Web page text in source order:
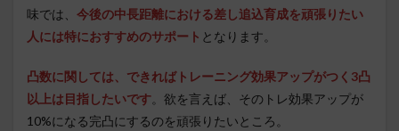
味では、 今後の中長距離における差し追込育成を頑張りたい
人には特におすすめのサポート となります。
凸数に関しては、できればトレーニング効果アップがつく3凸
以上は目指したいです。欲を言えば、そのトレ効果アップが
10%になる完凸にするのを頑張りたいところ。